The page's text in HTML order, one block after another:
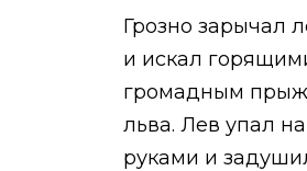
Грозно зарычал
и искал
громадным
льва. Лев упал
руками и